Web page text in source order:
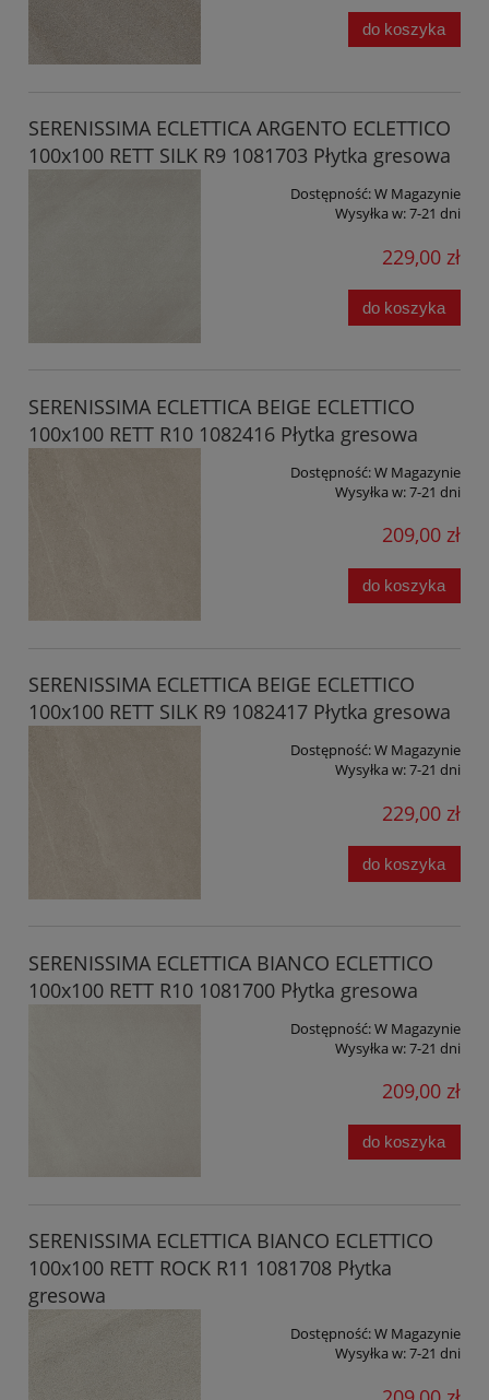
do koszyka
SERENISSIMA ECLETTICA ARGENTO ECLETTICO
100x100 RETT SILK R9 1081703 Płytka gresowa
Dostępność:W Magazynie
Wysyłka w:7-21 dni
229,00 zł
do koszyka
SERENISSIMA ECLETTICA BEIGE ECLETTICO
100x100 RETT R10 1082416 Płytka gresowa
Dostępność:W Magazynie
Wysyłka w:7-21 dni
209,00 zł
do koszyka
SERENISSIMA ECLETTICA BEIGE ECLETTICO
100x100 RETT SILK R9 1082417 Płytka gresowa
Dostępność:W Magazynie
Wysyłka w:7-21 dni
229,00 zł
do koszyka
SERENISSIMA ECLETTICA BIANCO ECLETTICO
100x100 RETT R10 1081700 Płytka gresowa
Dostępność:W Magazynie
Wysyłka w:7-21 dni
209,00 zł
do koszyka
SERENISSIMA ECLETTICA BIANCO ECLETTICO
100x100 RETT ROCK R11 1081708 Płytka
gresowa
Dostępność:W Magazynie
Wysyłka w:7-21 dni